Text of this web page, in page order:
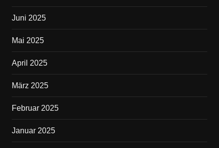
Juni 2025
Mai 2025
April 2025
März 2025
Februar 2025
Januar 2025